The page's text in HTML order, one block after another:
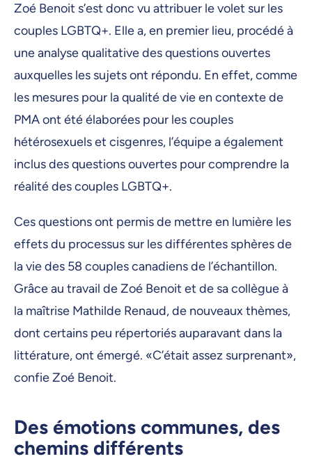
Zoé Benoit s’est donc vu attribuer le volet sur les
couples LGBTQ+. Elle a, en premier lieu, procédé à
une analyse qualitative des questions ouvertes
auxquelles les sujets ont répondu. En effet, comme
les mesures pour la qualité de vie en contexte de
PMA ont été élaborées pour les couples
hétérosexuels et cisgenres, l’équipe a également
inclus des questions ouvertes pour comprendre la
réalité des couples LGBTQ+.
Ces questions ont permis de mettre en lumière les
effets du processus sur les différentes sphères de
la vie des 58 couples canadiens de l’échantillon.
Grâce au travail de Zoé Benoit et de sa collègue à
la maîtrise Mathilde Renaud, de nouveaux thèmes,
dont certains peu répertoriés auparavant dans la
littérature, ont émergé. «C’était assez surprenant»,
confie Zoé Benoit.
Des émotions communes, des
chemins différents